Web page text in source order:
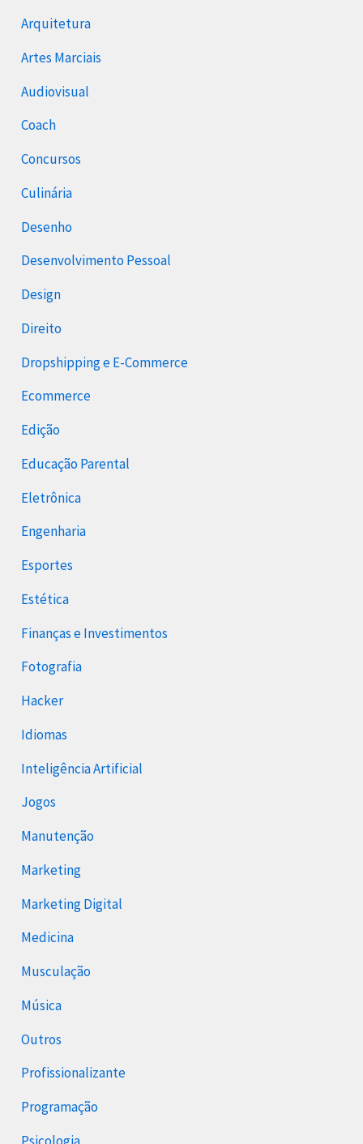
Arquitetura
Artes Marciais
Audiovisual
Coach
Concursos
Culinária
Desenho
Desenvolvimento Pessoal
Design
Direito
Dropshipping e E-Commerce
Ecommerce
Edição
Educação Parental
Eletrônica
Engenharia
Esportes
Estética
Finanças e Investimentos
Fotografia
Hacker
Idiomas
Inteligência Artificial
Jogos
Manutenção
Marketing
Marketing Digital
Medicina
Musculação
Música
Outros
Profissionalizante
Programação